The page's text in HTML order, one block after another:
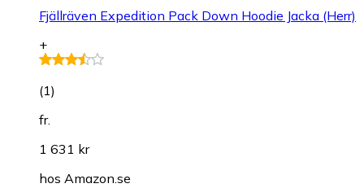
Fjällräven Expedition Pack Down Hoodie Jacka (Herr)
+
(1)
fr.
1 631 kr
hos Amazon.se